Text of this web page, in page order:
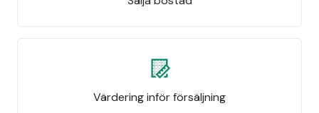
Värdering inför försäljning